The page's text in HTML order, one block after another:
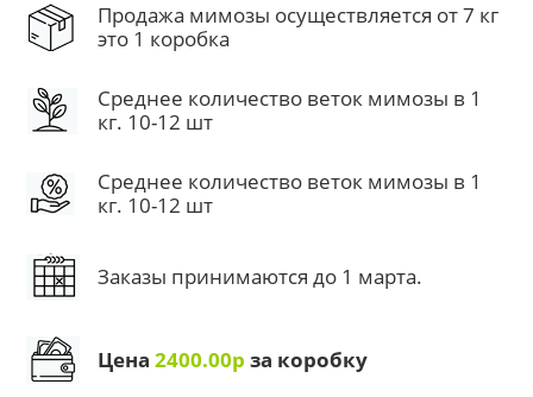
Продажа мимозы осуществляется от 7 кг
это 1 коробка
Среднее количество веток мимозы в 1
кг. 10-12 шт
Среднее количество веток мимозы в 1
кг. 10-12 шт
Заказы принимаются до 1 марта.
Цена2400.00р за коробку